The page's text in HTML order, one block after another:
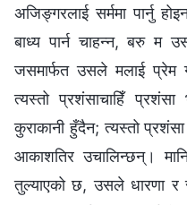
अजिङ्गरलाई सर्ममा पार्नु
बाध्य पार्न चाहन्न, बरु म
जसमार्फत उसले मलाई प्रेम
त्यस्तो प्रशंसाचाहिँ
कुराकानी हुँदैन; त्यस्तो
आकाशतिर उचालिन्छन्।
तुल्याएको छ, उसले धारणा